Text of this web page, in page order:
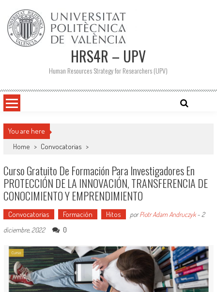
contenido
HRS4R – UPV
Human Resources Strategy for Researchers (UPV)
You are here
Home > Convocatorias >
Curso Gratuito De Formación Para Investigadores En
PROTECCIÓN DE LA INNOVACIÓN, TRANSFERENCIA DE
CONOCIMIENTO Y EMPRENDIMIENTO
Convocatorias Formación Hitos porPiotr Adam Andruczyk- 2
diciembre, 2022
0